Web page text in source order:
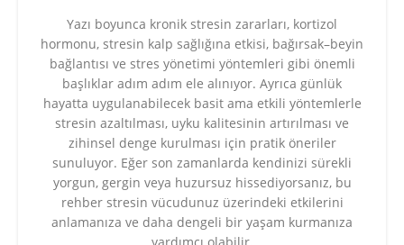
Yazı boyunca kronik stresin zararları, kortizol
hormonu, stresin kalp sağlığına etkisi, bağırsak–beyin
bağlantısı ve stres yönetimi yöntemleri gibi önemli
başlıklar adım adım ele alınıyor. Ayrıca günlük
hayatta uygulanabilecek basit ama etkili yöntemlerle
stresin azaltılması, uyku kalitesinin artırılması ve
zihinsel denge kurulması için pratik öneriler
sunuluyor. Eğer son zamanlarda kendinizi sürekli
yorgun, gergin veya huzursuz hissediyorsanız, bu
rehber stresin vücudunuz üzerindeki etkilerini
anlamanıza ve daha dengeli bir yaşam kurmanıza